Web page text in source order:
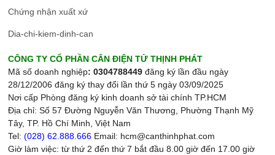
Chứng nhận xuất xứ
Dia-chi-kiem-dinh-can
CÔNG TY CỔ PHẦN CÂN ĐIỆN TỬ THỊNH PHÁT
Mã số doanh nghiệp: 0304788449 đăng ký lần đầu ngày
28/12/2006 đăng ký thay đổi lần thứ 5 ngày 03/09/2025
Nơi cấp Phòng đăng ký kinh doanh sở tài chính TP.HCM
Địa chỉ: Số 57 Đường Nguyễn Văn Thương, Phường Thạnh Mỹ
Tây, TP. Hồ Chí Minh, Việt Nam
Tel:(028) 62.888.666 Email: hcm@canthinhphat.com
Giờ làm việc: từ thứ 2 đến thứ 7 bắt đầu 8.00 giờ đến 17.00 giờ